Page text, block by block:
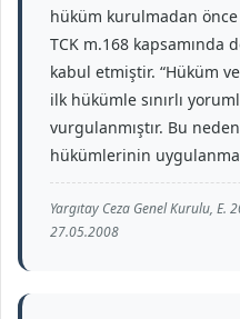
hüküm kurulmadan
TCK m.168
kabul etmiştir. “Hüküm
ilk hükümle sınırlı
vurgulanmıştır. Bu
hükümlerinin
Yargıtay Ceza Genel Kurulu,
27.05.2008